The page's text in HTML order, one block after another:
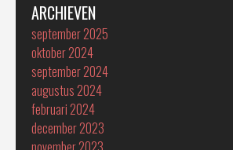
ARCHIEVEN
september 2025
oktober 2024
september 2024
augustus 2024
februari 2024
december 2023